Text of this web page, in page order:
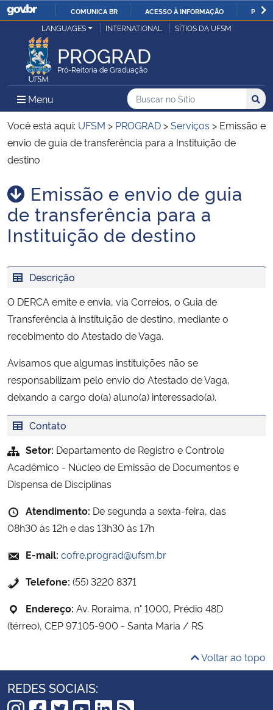
IR
O
COMUNICA BR ACESSO À INFORMAÇÃO
Ministério da Justiça e Segurança Pública
Ministério da Defesa
Ministério das Relações Exteriores
Ministério da Economia
Ministério da Infraestrutura
Ministério da Agricultura, Pecuária e Abastecimento
Ministério da Cidadania
Ministério da Saúde
Ministério da Ciência, Tecnologia, Inovações e Comunicações
Ministério do Meio Ambiente
Ministério do Turismo
Controladoria-Geral da União
Secretaria de Governo
Advocacia-Geral da União
Banco Central do Brasil
LANGUAGES INTERNATIONAL SÍTIOS DA UFSM
PROGRAD
Pró-Reitoria de Graduação
Menu Menu Principal do Sítio
Busca
Buscar no no Sítio
Busca:
Você está aqui: UFSM > PROGRAD >Serviços > Emissão e
envio de guia de transferência para a Instituição de
destino
Início do conteúdo
Emissão e envio de guia
de transferência para a
Instituição de destino
Descrição
O DERCA emite e envia, via Correios, o Guia de
Transferência à instituição de destino, mediante o
recebimento do Atestado de Vaga.
Avisamos que algumas instituições não se
responsabilizam pelo envio do Atestado de Vaga,
deixando a cargo do(a) aluno(a) interessado(a).
Contato
Setor: Departamento de Registro e Controle
Acadêmico - Núcleo de Emissão de Documentos e
Dispensa de Disciplinas
Atendimento: De segunda a sexta-feira, das
08h30 às 12h e das 13h30 às 17h
E-mail: cofre.prograd@ufsm.br
Telefone: (55) 3220 8371
Endereço: Av. Roraima, n° 1000, Prédio 48D
(térreo), CEP 97.105-900 - Santa Maria / RS
Voltar ao topo
REDES SOCIAIS: